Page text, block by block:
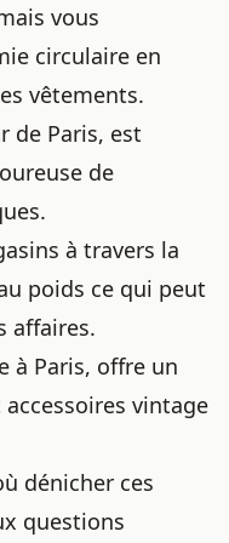
vous
circulaire en
vêtements.
de Paris, est
de
à travers la
poids ce qui peut
affaires.
à Paris, offre un
vintage
dénicher ces
questions